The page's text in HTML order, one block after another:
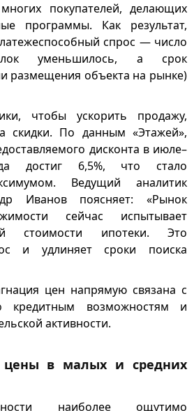
покупателей, делающих
программы. Как результат,
спрос — число
уменьшилось, а срок
размещения объекта на рынке)
чтобы ускорить продажу,
скидки. По данным «Этажей»,
дисконта в июле–
достиг 6,5%, что стало
Ведущий аналитик
Иванов поясняет: «Рынок
сейчас испытывает
стоимости ипотеки. Это
и удлиняет сроки поиска
цен напрямую связана с
кредитным возможностям и
активности.
цены в малых и средних
наиболее ощутимо